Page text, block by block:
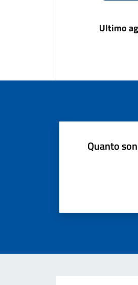
Ultimo
Quanto